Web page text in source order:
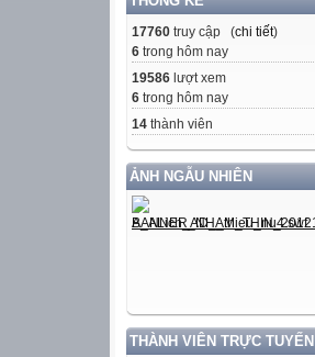
17760 truy cập (chi tiết)
6 trong hôm nay
19586 lượt xem
6 trong hôm nay
14 thành viên
ẢNH NGẪU NHIÊN
THÀNH VIÊN TRỰC TUYẾN